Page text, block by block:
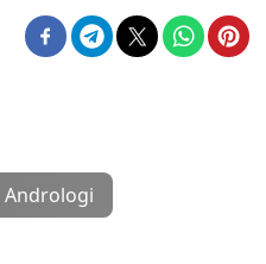
Andrologi